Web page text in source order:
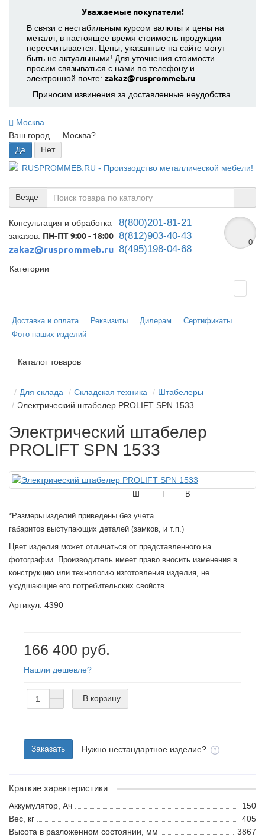
Уважаемые покупатели!
В связи с нестабильным курсом валюты и цены на
металл, в настоящее время стоимость продукции
пересчитывается. Цены, указанные на сайте могут
быть не актуальными! Для уточнения стоимости
просим связываться с нами по телефону и
электронной почте: zakaz@rusprommeb.ru
Приносим извинения за доставленные неудобства.
Москва
Ваш город — Москва?
Везде
Консультация и обработка
заказов: ПН-ПТ 9:00 - 18:00
zakaz@rusprommeb.ru
8(800)201-81-21
8(812)903-40-43
8(495)198-04-68
0
Категории
Доставка и оплата Реквизиты Дилерам
Сертификаты
Фото наших изделий
Каталог товаров
Для склада Складская техника
Штабелеры
Электрический штабелер PROLIFT SPN 1533
Электрический штабелер
PROLIFT SPN 1533
Ш В
Г
*Размеры изделий приведены без учета
габаритов выступающих деталей (замков, и т.п.)
Цвет изделия может отличаться от представленного на
фотографии. Производитель имеет право вносить изменения в
конструкцию или технологию изготовления изделия, не
ухудшающие его потребительских свойств.
Артикул: 4390
166 400 руб.
Нашли дешевле?
В корзину
Заказать Нужно нестандартное изделие?
Краткие характеристики
Аккумулятор, Ач
150
Вес, кг
405
Высота в разложенном состоянии, мм
3867